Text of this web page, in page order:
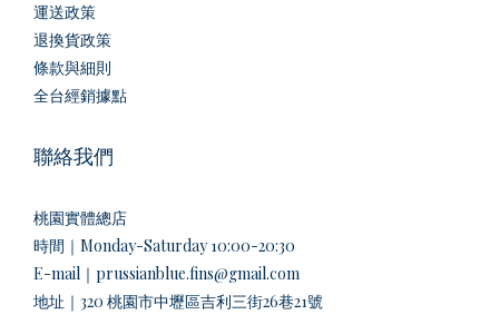
運送政策
退換貨政策
條款與細則
全台經銷據點
聯絡我們
桃園實體總店
時間｜Monday-Saturday 10:00-20:30
E-mail｜prussianblue.fins@gmail.com
地址｜320 桃園市中壢區吉利三街26巷21號